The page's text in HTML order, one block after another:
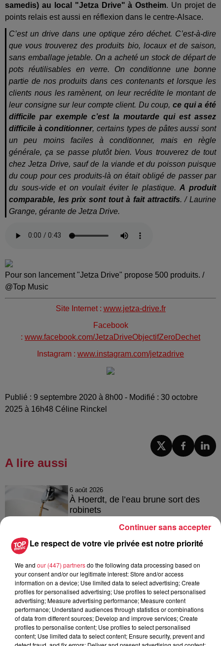
samedis) au local "Jetza Drive" à Ostheim. Un projet de
points relais est aussi en réflexion dans le centre-Alsace.
C’est un drive dans une optique zéro déchet. C’est-à-dire
que vous trouverez des produits bio, locaux et de saison,
sans emballage jetable. On a acheté un stock de départ de
pots réutilisables en verre. On conditionne une bonne
partie de nos produits dans ces contenants et lorsque les
clients nous les ramènent, on leur recrédite le montant de
leur consigne sur leur compte client. Du coup,ce qui a été
difficile par exemple c’est la moutarde qui est assez
difficile à conditionner, certains types de pâtes aussi sont
un peu moins faciles à conditionner, mais en règle
générale, ça se passe plutôt bien. Vous trouverez de tout
chez Jetza Drive, sauf de la viande et du poisson puisque
du coup pour ces produits-là on était obligé de passer par
du sous-vide et on voulait éviter le plastique.A produit
comparable, les prix sont tout à fait attractifs. / Laurine
Grange, gérante de Jetza Drive.
Pour son lancement "Jetza Drive" propose 500 produits. /
@Top Music
Site Internet : www.jetza-drive.fr
Facebook
: www.facebook.com/JetzaDriveObjectifZeroDechet
Instagram : www.instagram.com/jetzadrive
Publié : 9 septembre 2020 à 8h00 - Modifié : 30 octobre
2025 à 16h48 Céline Rinckel
A lire aussi
6 août 2026
À Hoerdt, de l’eau brune sort des
robinets
Tags antisémites à Strasbourg :
Catherine Trautmann réagit
6 août 2026
Au zoo de Mulhouse : rencontre
avec les flamants rouges
Le respect de votre vie privée est notre priorité
We and our (447) partnersdo the following data processing based on
your consent and/or our legitimate interest: Store and/or access
information on a device; Use limited data to select advertising; Create
profiles for personalised advertising; Use profiles to select personalised
advertising; Measure advertising performance; Measure content
performance; Understand audiences through statistics or combinations
of data from different sources; Develop and improve services; Create
profiles to personalise content; Use profiles to select personalised
content; Use limited data to select content; Ensure security, prevent and
Continuer sans accepter